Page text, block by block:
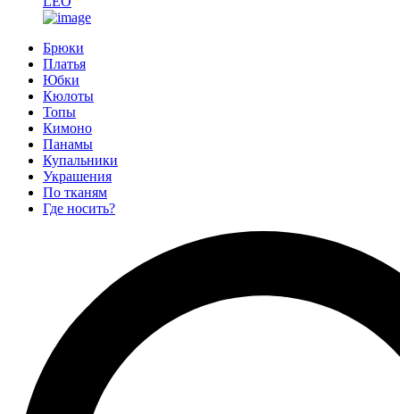
Брюки
Платья
Юбки
Кюлоты
Топы
Кимоно
Панамы
Купальники
Украшения
По тканям
Где носить?